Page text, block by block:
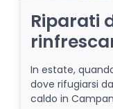
Riparati
In estate,
dove rifugiarsi
caldo in